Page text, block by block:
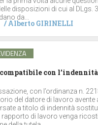
disposizioni di cui al DLgs.
da...
/Alberto GIRINELLI
con
con l’ordinanza n.
del datore di lavoro avente
a titolo di indennità
di lavoro venga